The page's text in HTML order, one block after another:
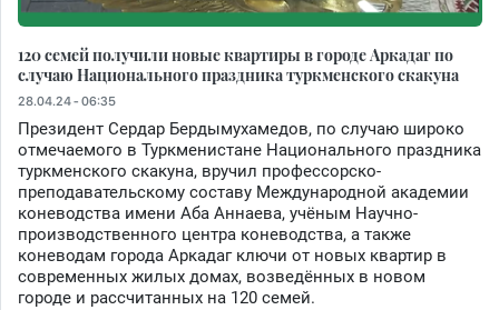
120 семей получили новые квартиры в городе Аркадаг по
случаю Национального праздника туркменского скакуна
28.04.24 - 06:35
Президент Сердар Бердымухамедов, по случаю широко
отмечаемого в Туркменистане Национального праздника
туркменского скакуна, вручил профессорско-
преподавательскому составу Международной академии
коневодства имени Аба Аннаева, учёным Научно-
производственного центра коневодства, а также
коневодам города Аркадаг ключи от новых квартир в
современных жилых домах, возведённых в новом
городе и рассчитанных на 120 семей.